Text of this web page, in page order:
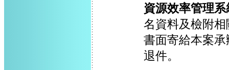
資源效率管理
名資料及檢附
書面寄給本案
退件。